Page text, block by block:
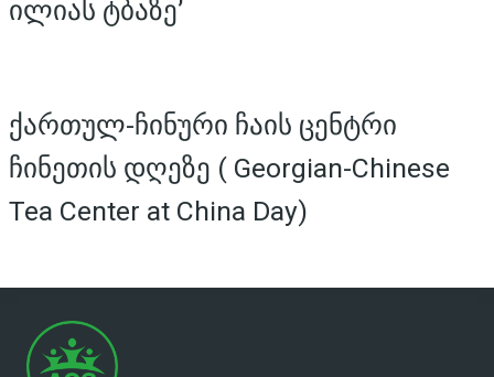
ილიას ტბაზე’
ქართულ-ჩინური ჩაის ცენტრი
ჩინეთის დღეზე ( Georgian-Chinese
Tea Center at China Day)